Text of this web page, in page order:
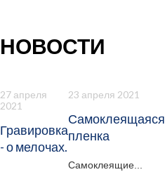
НОВОСТИ
27 апреля
2021
Гравировка
- о мелочах.
23 апреля 2021
Самоклеящаяся
пленка
Самоклеящие...